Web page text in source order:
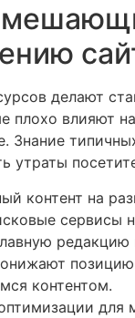
делают
плохо влияют
Знание
утраты
контент на
сервисы
редакцию
позицию
контентом.
для